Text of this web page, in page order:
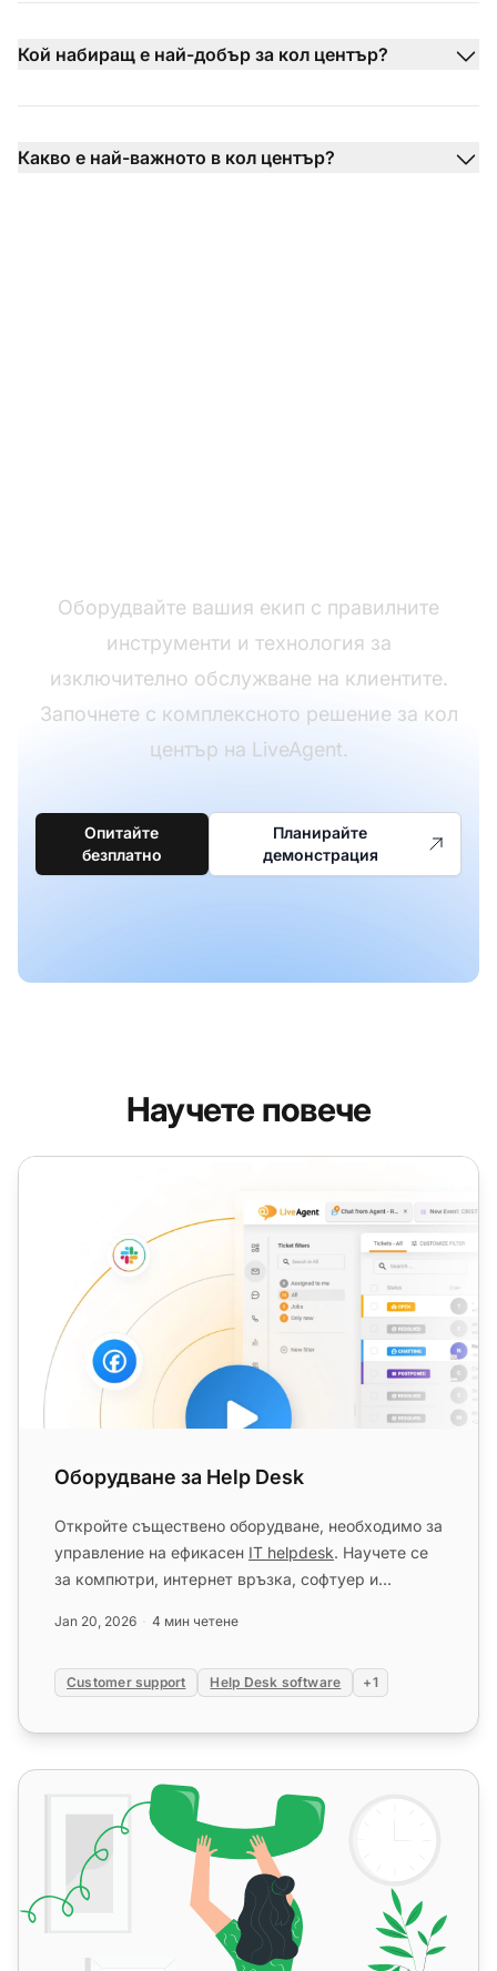
Кой набиращ е най-добър за кол център?
Какво е най-важното в кол център?
Оборудвайте вашия екип с правилните
инструменти и технология за
изключително обслужване на клиентите.
Започнете с комплексното решение за кол
център на LiveAgent.
Опитайте
безплатно
Планирайте
демонстрация
Научете повече
Оборудване за Help Desk
Оборудване за Help Desk
Откройте съществено оборудване, необходимо за
управление на ефикасен IT helpdesk. Научете се
за компютри, интернет връзка, софтуер и
Jan 20, 2026 4 мин четене
Customer support Help Desk software +1
Какво е кол център?